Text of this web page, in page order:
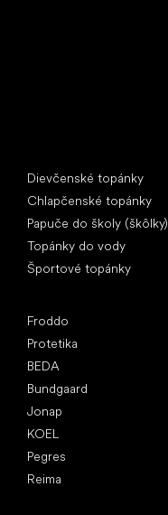
Dievčenské topánky
Chlapčenské topánky
Papuče do školy (škôlky)
Topánky do vody
Športové topánky
Froddo
Protetika
BEDA
Bundgaard
Jonap
KOEL
Pegres
Reima